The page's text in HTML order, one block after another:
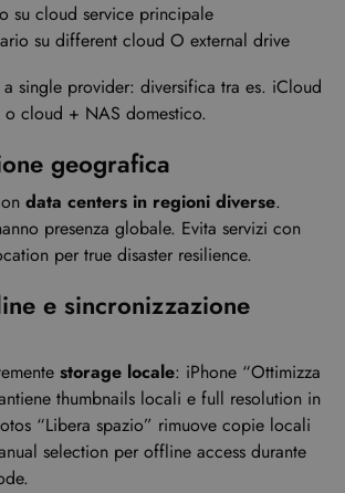
su cloud service principale
su different cloud O external drive
single provider: diversifica tra es. iCloud
cloud + NAS domestico.
geografica
data centers in regioni diverse.
presenza globale. Evita servizi con
per true disaster resilience.
e sincronizzazione
storage locale: iPhone “Ottimizza
thumbnails locali e full resolution in
“Libera spazio” rimuove copie locali
selection per offline access durante